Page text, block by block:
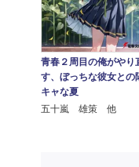
青春２周目の俺がやり
す、ぼっちな彼女との
キャな夏
五十嵐 雄策 他